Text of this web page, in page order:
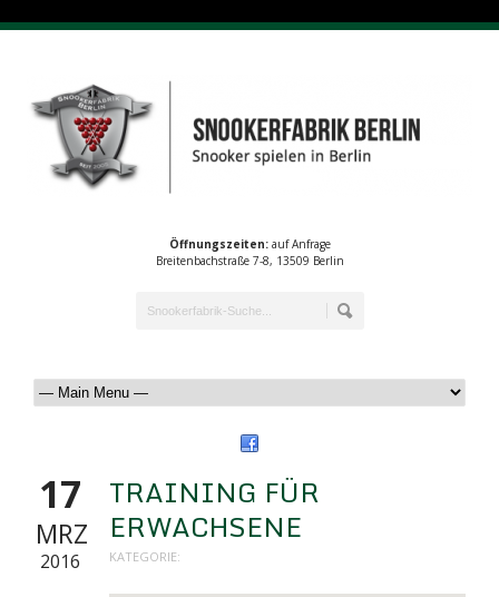
Öffnungszeiten:auf Anfrage
Breitenbachstraße 7-8, 13509 Berlin
17
MRZ
2016
TRAINING FÜR
ERWACHSENE
KATEGORIE: